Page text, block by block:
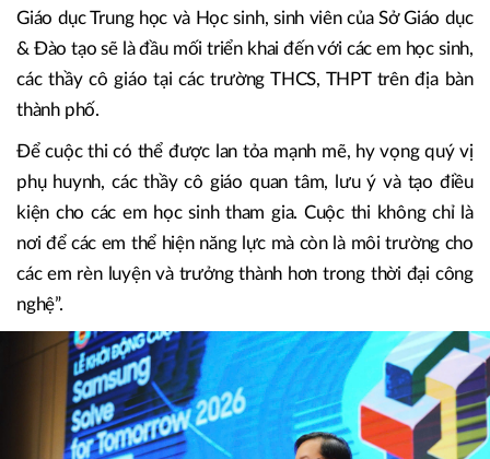
Giáo dục Trung học và Học sinh, sinh viên của Sở Giáo dục
& Đào tạo sẽ là đầu mối triển khai đến với các em học sinh,
các thầy cô giáo tại các trường THCS, THPT trên địa bàn
thành phố.
Để cuộc thi có thể được lan tỏa mạnh mẽ, hy vọng quý vị
phụ huynh, các thầy cô giáo quan tâm, lưu ý và tạo điều
kiện cho các em học sinh tham gia. Cuộc thi không chỉ là
nơi để các em thể hiện năng lực mà còn là môi trường cho
các em rèn luyện và trưởng thành hơn trong thời đại công
nghệ”.